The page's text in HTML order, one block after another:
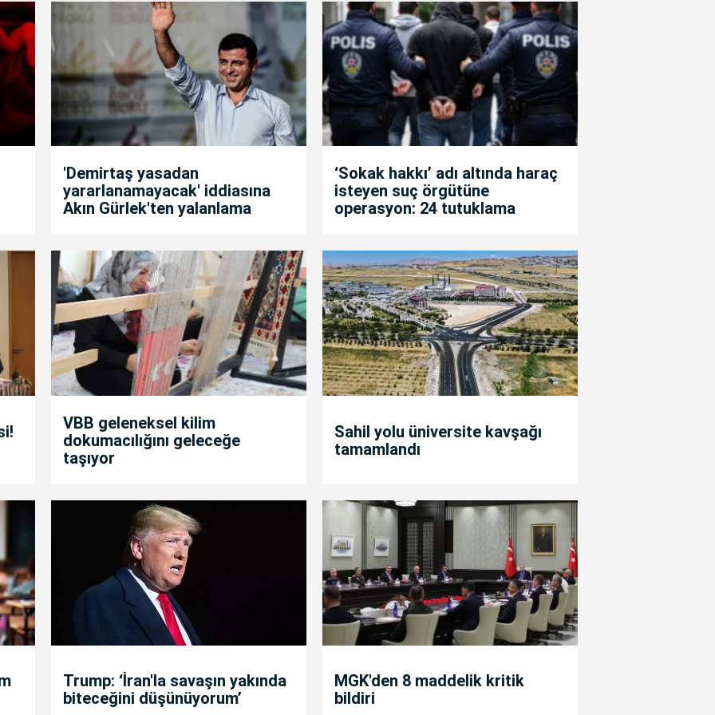
'Demirtaş yasadan
yararlanamayacak' iddiasına
Akın Gürlek'ten yalanlama
‘Sokak hakkı’ adı altında haraç
isteyen suç örgütüne
operasyon: 24 tutuklama
VBB geleneksel kilim
dokumacılığını geleceğe
taşıyor
Sahil yolu üniversite kavşağı
tamamlandı
Trump: ‘İran'la savaşın yakında
biteceğini düşünüyorum’
MGK'den 8 maddelik kritik
bildiri